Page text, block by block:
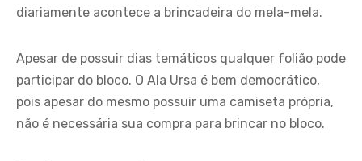
diariamente acontece a brincadeira do mela-mela.
Apesar de possuir dias temáticos qualquer folião pode
participar do bloco. O Ala Ursa é bem democrático,
pois apesar do mesmo possuir uma camiseta própria,
não é necessária sua compra para brincar no bloco.